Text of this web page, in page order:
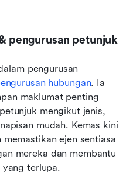
pengurusan petunjuk
pengurusan
hubungan. Ia
maklumat penting
mengikut jenis,
mudah. Kemas kini
ejen sentiasa
mereka dan membantu
terlupa.